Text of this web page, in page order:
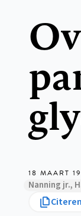
18 MAART
Nanning jr.,
Citeren